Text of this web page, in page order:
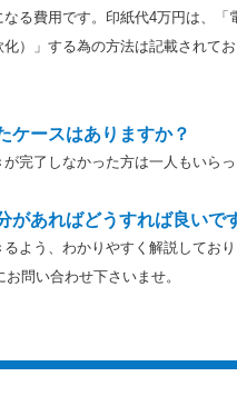
る費用です。印紙代4万円は、
）」する為の方法は記載され
ケースはありますか？
完了しなかった方は一人もいら
があればどうすれば良いで
よう、わかりやすく解説してお
問い合わせ下さいませ。